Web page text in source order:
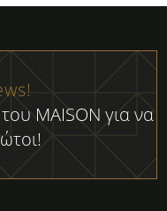
MAISON για να